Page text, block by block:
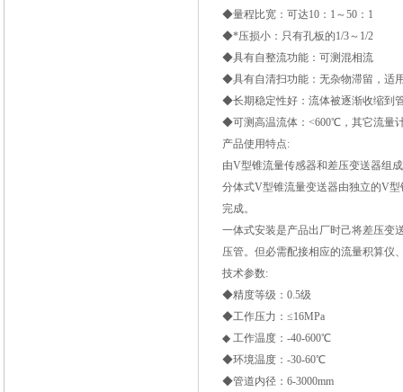
◆量程比宽：可达10：1～50：1
◆*压损小：只有孔板的1/3～1/2
◆具有自整流功能：可测混相流
◆具有自清扫功能：无杂物滞留，适
◆长期稳定性好：流体被逐渐收缩到
◆可测高温流体：<600℃，其它流量
产品使用特点:
由V型锥流量传感器和差压变送器组
分体式V型锥流量变送器由独立的V
完成。
一体式安装是产品出厂时己将差压变
压管。但必需配接相应的流量积算仪
技术参数:
◆精度等级：0.5级
◆工作压力：≤16MPa
◆ 工作温度：-40-600℃
◆环境温度：-30-60℃
◆管道内径：6-3000mm